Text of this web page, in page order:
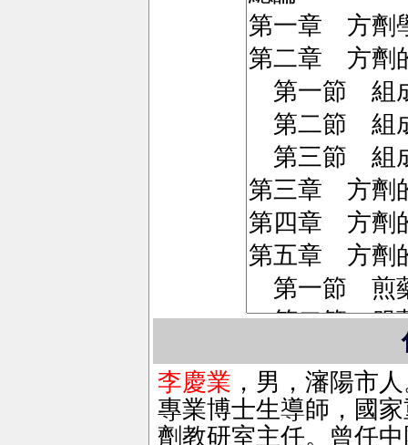
李慶業 ，男，瀋陽市
專業博士生導師，國
劑教研室主任。曾任